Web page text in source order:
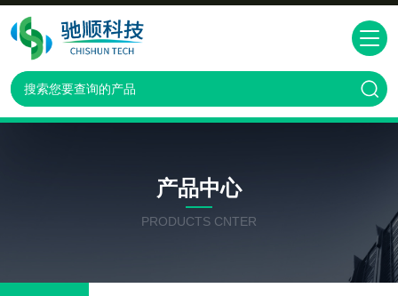
产品中心
PRODUCTS CNTER